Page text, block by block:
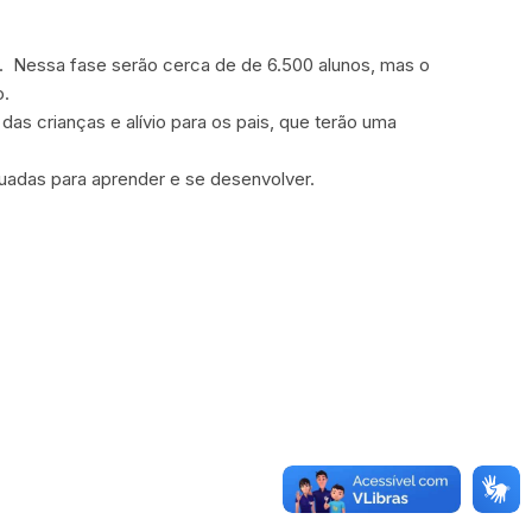
fase serão cerca de de 6.500 alunos, mas o
crianças e alívio para os pais, que terão uma
para aprender e se desenvolver.